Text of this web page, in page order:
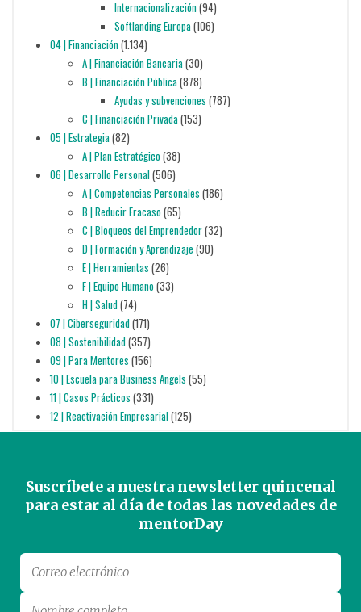
Internacionalización(94)
Softlanding Europa(106)
04 | Financiación(1.134)
A | Financiación Bancaria(30)
B | Financiación Pública(878)
Ayudas y subvenciones (787)
C | Financiación Privada(153)
05 | Estrategia(82)
A | Plan Estratégico(38)
06 | Desarrollo Personal(506)
A | Competencias Personales (186)
B | Reducir Fracaso(65)
C | Bloqueos del Emprendedor(32)
D | Formación y Aprendizaje (90)
E | Herramientas (26)
F | Equipo Humano(33)
H | Salud(74)
07 | Ciberseguridad(171)
08 | Sostenibilidad(357)
09 | Para Mentores (156)
10 | Escuela para Business Angels (55)
11 | Casos Prácticos (331)
12 | Reactivación Empresarial(125)
Suscríbete a nuestra newsletter quincenal
para estar al día de todas las novedades de
mentorDay